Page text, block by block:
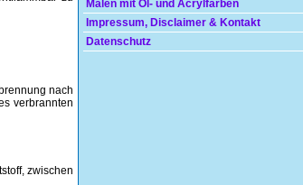
Malen mit Öl- und Acrylfarben
Impressum, Disclaimer & Kontakt
Datenschutz
nach
verbrannten
zwischen